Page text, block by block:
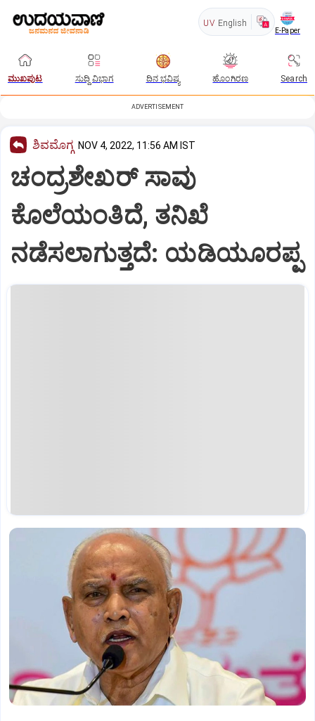
UV English
E-Paper
ಮುಖಪುಟ ಸುದ್ದಿ ವಿಭಾಗ ದಿನ ಭವಿಷ್ಯ ಹೊಂಗಿರಣ Search
ADVERTISEMENT
ಶಿವಮೊಗ್ಗ NOV 4, 2022, 11:56 AM IST
ಚಂದ್ರಶೇಖರ್ ಸಾವು
ಕೊಲೆಯಂತಿದೆ, ತನಿಖೆ
ನಡೆಸಲಾಗುತ್ತದೆ: ಯಡಿಯೂರಪ್ಪ